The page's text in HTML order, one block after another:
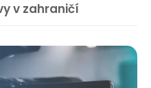
v zahraničí